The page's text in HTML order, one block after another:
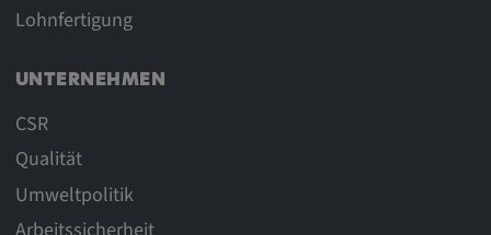
Lohnfertigung
UNTERNEHMEN
CSR
Qualität
Umweltpolitik